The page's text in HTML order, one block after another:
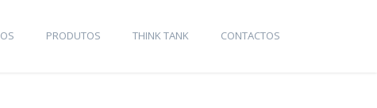
PRODUTOS THINK TANK CONTACTOS